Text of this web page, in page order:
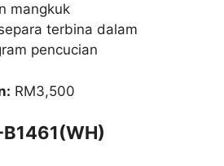
mangkuk
terbina dalam
pencucian
RM3,500
B1461(WH)